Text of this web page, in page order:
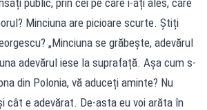
Minciuna are picioare scurte. Știți
„Minciuna se grăbește, adevărul
adevărul iese la suprafață. Așa cum s-
din Polonia, vă aduceți aminte? Nu
cât e adevărat. De-asta eu voi arăta în